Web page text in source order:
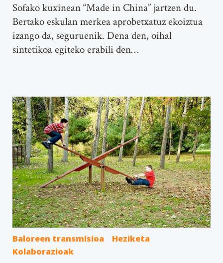
Sofako kuxinean “Made in China” jartzen du.
Bertako eskulan merkea aprobetxatuz ekoiztua
izango da, seguruenik. Dena den, oihal
sintetikoa egiteko erabili den…
Baloreen transmisioa
Heziketa
Kolaborazioak